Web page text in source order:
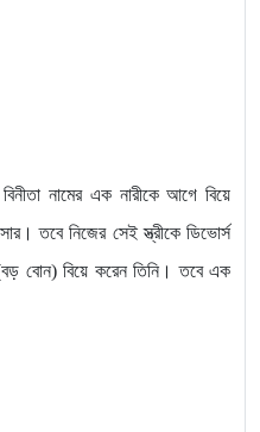
নামের এক নারীকে আগে বিয়ে
তবে নিজের সেই স্ত্রীকে ডিভোর্স
বোন) বিয়ে করেন তিনি। তবে এক